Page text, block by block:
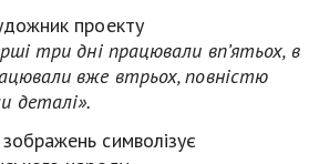
проекту
три дні працювали вп’ятьох, в
вже втрьох, повністю
деталі».
символізує